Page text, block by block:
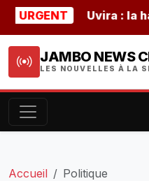
Uvira : la hantise
JAMBO NEWS
LES NOUVELLES À LA
Accueil Politique